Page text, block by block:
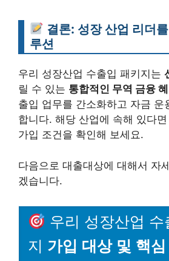
결론: 성장 산업 리더
루션
우리 성장산업 수출입 패키지는
릴 수 있는 통합적인 무역 금융
출입 업무를 간소화하고 자금 운
합니다. 해당 산업에 속해 있다
가입 조건을 확인해 보세요.
다음으로 대출대상에 대해서 자
겠습니다.
우리 성장산업 수
지 가입 대상 및 핵